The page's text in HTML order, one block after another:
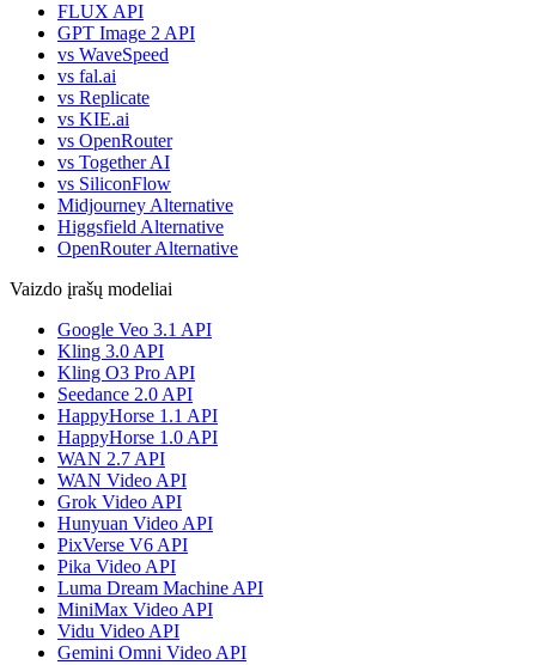
FLUX API
GPT Image 2 API
vs WaveSpeed
vs fal.ai
vs Replicate
vs KIE.ai
vs OpenRouter
vs Together AI
vs SiliconFlow
Midjourney Alternative
Higgsfield Alternative
OpenRouter Alternative
Vaizdo įrašų modeliai
Google Veo 3.1 API
Kling 3.0 API
Kling O3 Pro API
Seedance 2.0 API
HappyHorse 1.1 API
HappyHorse 1.0 API
WAN 2.7 API
WAN Video API
Grok Video API
Hunyuan Video API
PixVerse V6 API
Pika Video API
Luma Dream Machine API
MiniMax Video API
Vidu Video API
Gemini Omni Video API